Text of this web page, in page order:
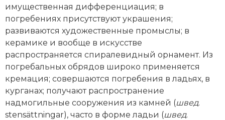
имущественная дифференциация; в
погребениях присутствуют украшения;
развиваются художественные промыслы; в
керамике и вообще в искусстве
распространяется спиралевидный орнамент. Из
погребальных обрядов широко применяется
кремация; совершаются погребения в ладьях, в
курганах; получают распространение
надмогильные со­оружения из камней (швед.
stensättningar), часто в форме ладьи (швед.